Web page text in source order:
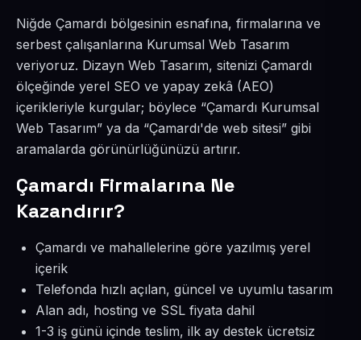
Niğde Çamardı bölgesinin esnafına, firmalarına ve
serbest çalışanlarına Kurumsal Web Tasarım
veriyoruz. Dizayn Web Tasarım, sitenizi Çamardı
ölçeğinde yerel SEO ve yapay zekâ (AEO)
içerikleriyle kurgular; böylece “Çamardı Kurumsal
Web Tasarım” ya da “Çamardı'de web sitesi” gibi
aramalarda görünürlüğünüzü artırır.
Çamardı Firmalarına Ne
Kazandırır?
Çamardı ve mahallelerine göre yazılmış yerel
içerik
Telefonda hızlı açılan, güncel ve uyumlu tasarım
Alan adı, hosting ve SSL fiyata dahil
1-3 iş günü içinde teslim, ilk ay destek ücretsiz